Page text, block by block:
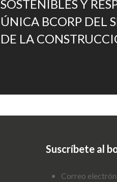
SOSTENIBLES Y
ÚNICA BCORP DEL
DE LA
Suscríbete al
Correo